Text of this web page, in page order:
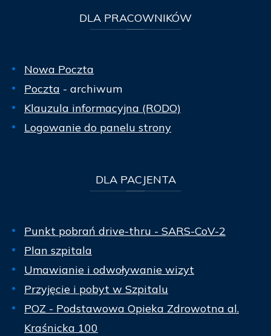
DLA PRACOWNIKÓW
Nowa Poczta
Poczta - archiwum
Klauzula informacyjna (RODO)
Logowanie do panelu strony
DLAPACJENTA
Punkt pobrań drive-thru - SARS-CoV-2
Plan szpitala
Umawianie i odwoływanie wizyt
Przyjęcie i pobyt w Szpitalu
POZ - Podstawowa Opieka Zdrowotna al.
Kraśnicka 100